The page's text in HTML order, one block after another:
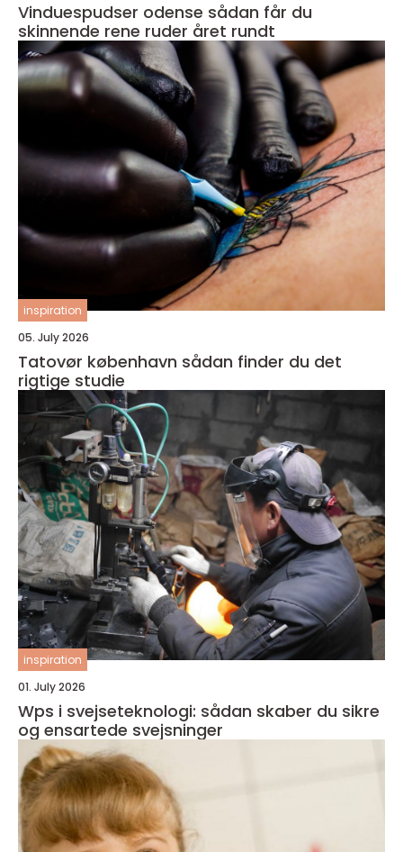
Vinduespudser odense sådan får du
skinnende rene ruder året rundt
inspiration
05. July 2026
Tatovør københavn sådan finder du det
rigtige studie
inspiration
01. July 2026
Wps i svejseteknologi: sådan skaber du sikre
og ensartede svejsninger